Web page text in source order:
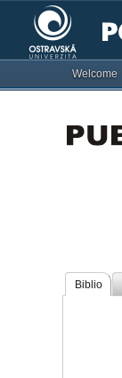
Welcome
Biblio